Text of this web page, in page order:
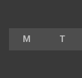
M T